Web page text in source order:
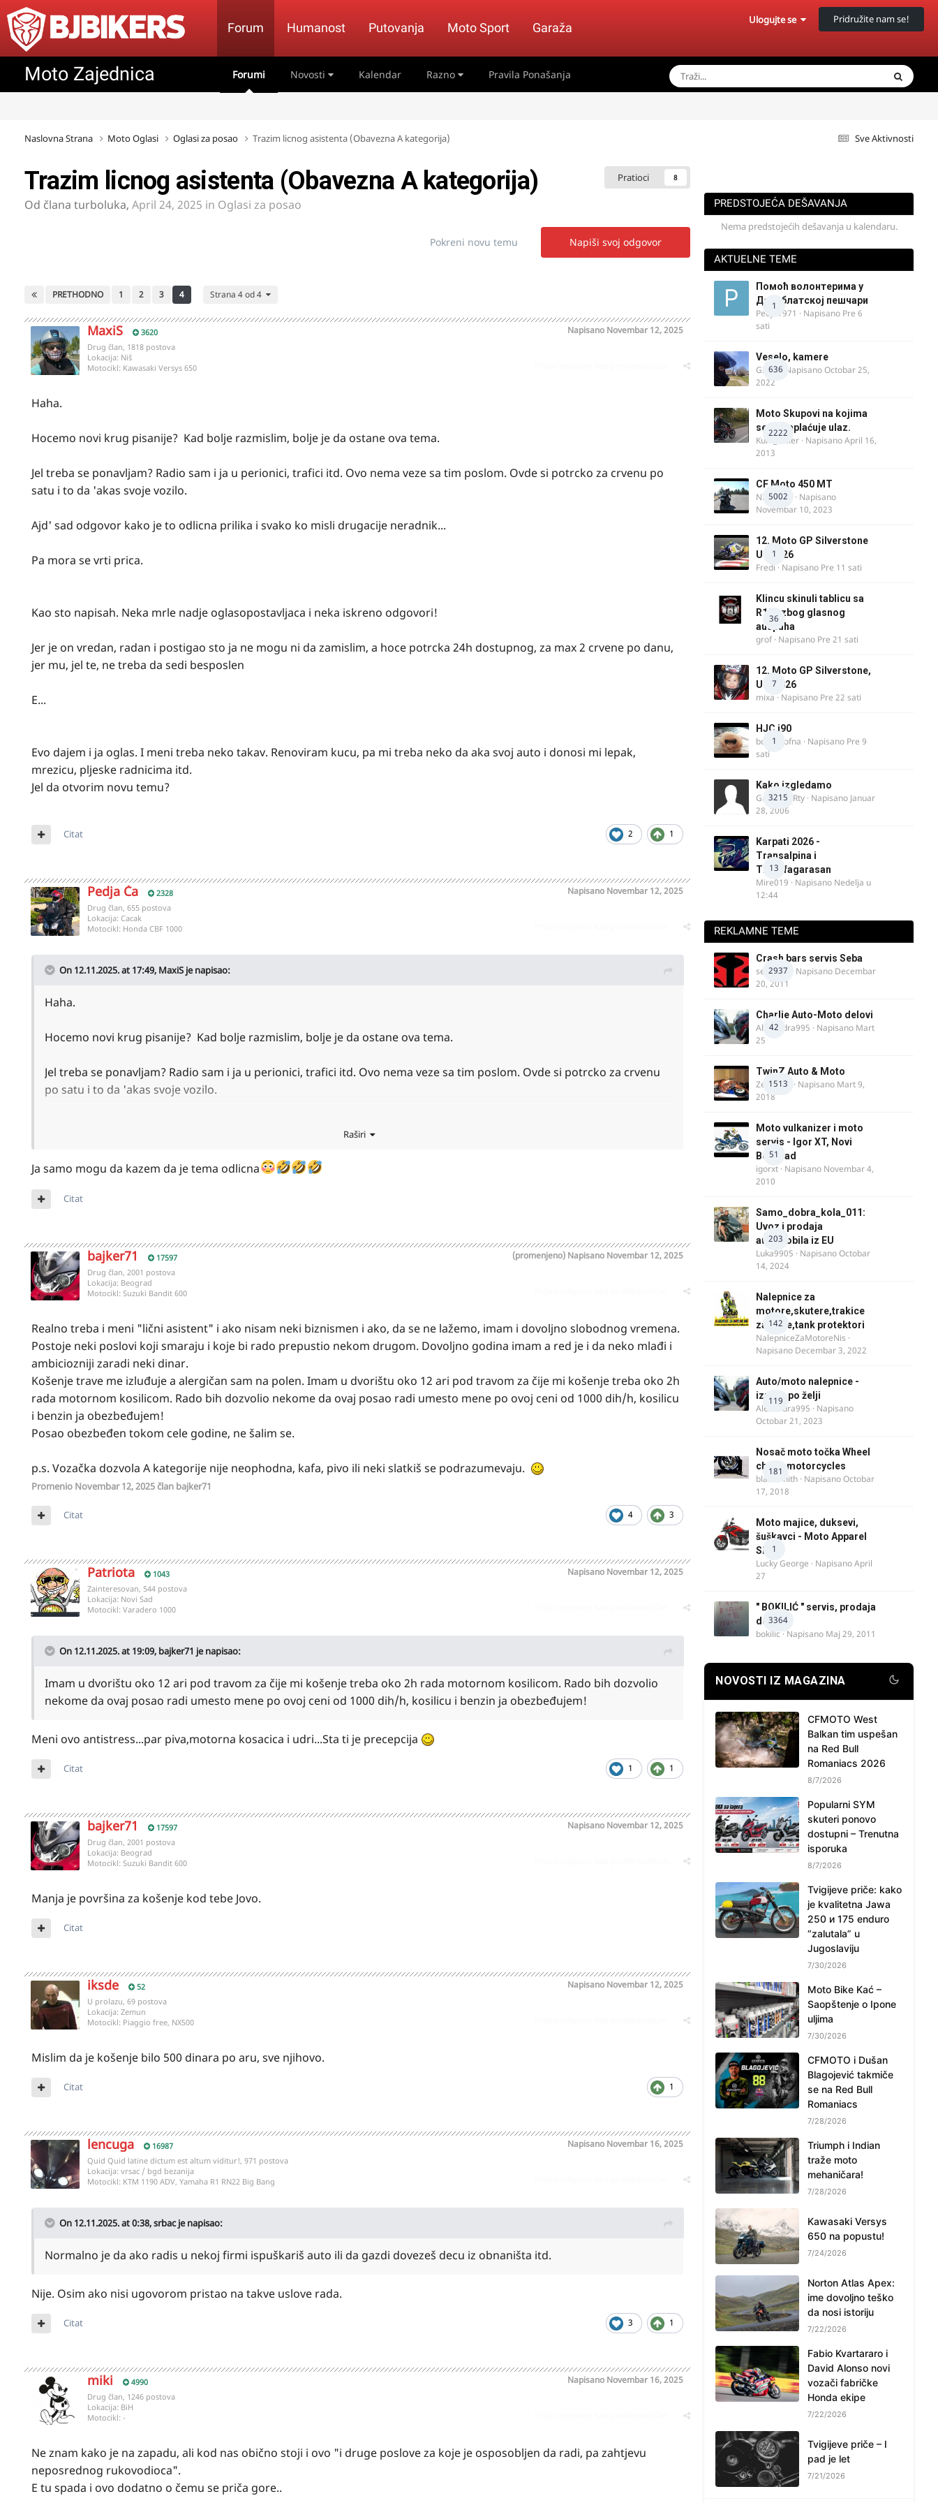
Forum Humanost Putovanja Moto Sport Garaža
Ulogujte se Pridružite nam se!
Moto Zajednica Forumi Novosti Kalendar Razno Pravila Ponašanja
Sve Aktivnosti
Naslovna Strana Moto Oglasi Oglasi za posao Trazim licnog asistenta (Obavezna A kategorija)
Pratioci 8
Trazim licnog asistenta (Obavezna A kategorija)
Od člana turboluka, April 24, 2025 in Oglasi za posao
Napiši svoj odgovor
Pokreni novu temu
PRETHODNO 1 2 3 4 Strana 4 od 4
MaxiS 3620 Napisano Novembar 12, 2025
Drug član, 1818 postova
Lokacija: Niš
Motocikl: Kawasaki Versys 650
Haha.
Hocemo novi krug pisanije? Kad bolje razmislim, bolje je da ostane ova tema.
Jel treba se ponavljam? Radio sam i ja u perionici, trafici itd. Ovo nema veze sa tim poslom. Ovde si potrcko za crvenu po
satu i to da 'akas svoje vozilo.
Ajd' sad odgovor kako je to odlicna prilika i svako ko misli drugacije neradnik...
Pa mora se vrti prica.
Kao sto napisah. Neka mrle nadje oglasopostavljaca i neka iskreno odgovori!
Jer je on vredan, radan i postigao sto ja ne mogu ni da zamislim, a hoce potrcka 24h dostupnog, za max 2 crvene po danu,
jer mu, jel te, ne treba da sedi besposlen
E...
Evo dajem i ja oglas. I meni treba neko takav. Renoviram kucu, pa mi treba neko da aka svoj auto i donosi mi lepak,
mrezicu, pljeske radnicima itd.
Jel da otvorim novu temu?
2 1
Citat
Pedja Ča 2328 Napisano Novembar 12, 2025
Drug član, 655 postova
Lokacija: Cacak
Motocikl: Honda CBF 1000
On 12.11.2025. at 17:49, MaxiS je napisao:
Haha.
Hocemo novi krug pisanije? Kad bolje razmislim, bolje je da ostane ova tema.
Jel treba se ponavljam? Radio sam i ja u perionici, trafici itd. Ovo nema veze sa tim poslom. Ovde si potrcko za crvenu
po satu i to da 'akas svoje vozilo.
Kao sto napisah. Neka mrle nadje oglasopostavljaca i neka iskreno odgovori!
Jer je on vredan, radan i postigao sto ja ne mogu ni da zamislim, a hoce potrcka 24h dostupnog, za max 2 crvene po
danu, jer mu, jel te, ne treba da sedi besposlen
E...
Evo dajem i ja oglas. I meni treba neko takav. Renoviram kucu, pa mi treba neko da aka svoj auto i donosi mi lepak,
mrezicu, pljeske radnicima itd.
Jel da otvorim novu temu?
Raširi
Ja samo mogu da kazem da je tema odlicna
Citat
bajker71 17597 Napisano Novembar 12, 2025
(promenjeno)
Drug član, 2001 postova
Lokacija: Beograd
Motocikl: Suzuki Bandit 600
Realno treba i meni "lični asistent" i ako nisam neki biznismen i ako, da se ne lažemo, imam i dovoljno slobodnog vremena.
Postoje neki poslovi koji smaraju i koje bi rado prepustio nekom drugom. Dovoljno godina imam a red je i da neko mlađi i
ambiciozniji zaradi neki dinar.
Košenje trave me izluđuje a alergičan sam na polen. Imam u dvorištu oko 12 ari pod travom za čije mi košenje treba oko 2h
rada motornom kosilicom. Rado bih dozvolio nekome da ovaj posao radi umesto mene po ovoj ceni od 1000 dih/h, kosilicu
i benzin ja obezbeđujem!
Posao obezbeđen tokom cele godine, ne šalim se.
p.s. Vozačka dozvola A kategorije nije neophodna, kafa, pivo ili neki slatkiš se podrazumevaju.
Promenio Novembar 12, 2025član bajker71
4 3
Citat
Patriota 1043 Napisano Novembar 12, 2025
Zainteresovan, 544 postova
Lokacija: Novi Sad
Motocikl: Varadero 1000
On 12.11.2025. at 19:09, bajker71 je napisao:
Imam u dvorištu oko 12 ari pod travom za čije mi košenje treba oko 2h rada motornom kosilicom. Rado bih dozvolio
nekome da ovaj posao radi umesto mene po ovoj ceni od 1000 dih/h, kosilicu i benzin ja obezbeđujem!
Meni ovo antistress...par piva,motorna kosacica i udri...Sta ti je precepcija
1 1
Citat
bajker71 17597 Napisano Novembar 12, 2025
Drug član, 2001 postova
Lokacija: Beograd
Motocikl: Suzuki Bandit 600
Manja je površina za košenje kod tebe Jovo.
Citat
iksde 52 Napisano Novembar 12, 2025
U prolazu, 69 postova
Lokacija: Zemun
Motocikl: Piaggio free, NX500
Mislim da je košenje bilo 500 dinara po aru, sve njihovo.
1
Citat
lencuga 16987 Napisano Novembar 16, 2025
Quid Quid latine dictum est altum viditur!, 971 postova
Lokacija: vrsac / bgd bezanija
Motocikl: KTM 1190 ADV, Yamaha R1 RN22 Big Bang
On 12.11.2025. at 0:38,srbacje napisao:
Normalno je da ako radis u nekoj firmi ispuškariš auto ili da gazdi dovezeš decu iz obnaništa itd.
Nije. Osim ako nisi ugovorom pristao na takve uslove rada.
3 1
Citat
miki 4990 Napisano Novembar 16, 2025
Drug član, 1246 postova
Lokacija: BiH
Motocikl: -
Ne znam kako je na zapadu, ali kod nas obično stoji i ovo "i druge poslove za koje je osposobljen da radi, pa zahtjevu
neposrednog rukovodioca".
E tu spada i ovo dodatno o čemu se priča gore..
PREDSTOJEĆA DEŠAVANJA
Nema predstojećih dešavanja u kalendaru.
AKTUELNE TEME
1
Помоћ волонтерима у
Делиблатској пешчари
Pedja1971 · Napisano Pre 6
sati
636
Veselo, kamere
GR 46· NapisanoOctobar 25,
2022
2222
Moto Skupovi na kojima
se ne naplaćuje ulaz.
Kum_Mixer · NapisanoApril 16,
2013
5002
CF Moto 450 MT
NIKOLA 1
· Napisano
Novembar 10, 2023
1
12. Moto GP Silverstone
UK 2026
Fredi · Napisano Pre 11 sati
36
Klincu skinuli tablicu sa
R125 zbog glasnog
auspuha
grof· Napisano Pre 21 sati
7
12. Moto GP Silverstone,
UK, 2026
mixa · Napisano Pre 22 sati
1
HJC i90
bobi_krofna · Napisano Pre 9
sati
3215
Kako izgledamo
Guest diRRty · Napisano Januar
28, 2006
13
Karpati 2026 -
Transalpina i
Transfagarasan
Mire019 · Napisano Nedelja u
12:44
REKLAMNE TEME
2937
Crash bars servis Seba
seba011 · Napisano Decembar
20, 2011
42
Charlie Auto-Moto delovi
Alexandra995 · Napisano Mart
25
1513
TwinZ Auto & Moto
Zeljkamp · Napisano Mart 9,
2018
51
Moto vulkanizer i moto
servis - Igor XT, Novi
Beograd
igorxt · Napisano Novembar 4,
2010
203
Samo_dobra_kola_011:
Uvoz i prodaja
automobila iz EU
Luka9905 · NapisanoOctobar
14, 2024
142
Nalepnice za
motore,skutere,trakice
za felne,tank protektori
NalepniceZaMotoreNis ·
Napisano Decembar 3, 2022
119
Auto/moto nalepnice -
izrada po želji
Alexandra995 · Napisano
Octobar 21, 2023
181
Nosač moto točka Wheel
chock motorcycles
blacksmith · NapisanoOctobar
17, 2018
1
Moto majice, duksevi,
šuškavci - Moto Apparel
SRB
Lucky George · NapisanoApril
27
3364
" BOKILIĆ " servis, prodaja
delova
bokilic · Napisano Maj 29, 2011
NOVOSTI IZ MAGAZINA
CFMOTO West
Balkan tim uspešan
na Red Bull
Romaniacs 2026
8/7/2026
Popularni SYM
skuteri ponovo
dostupni – Trenutna
isporuka
8/7/2026
Tvigijeve priče: kako
je kvalitetna Jawa
250 и 175 enduro
“zalutala” u
Jugoslaviju
7/30/2026
Moto Bike Kać –
Saopštenje o Ipone
uljima
7/30/2026
CFMOTO i Dušan
Blagojević takmiče
se na Red Bull
Romaniacs
7/28/2026
Triumph i Indian
traže moto
mehaničara!
7/28/2026
Kawasaki Versys
650 na popustu!
7/24/2026
Norton Atlas Apex:
ime dovoljno teško
da nosi istoriju
7/22/2026
Fabio Kvartararo i
David Alonso novi
vozači fabričke
Honda ekipe
7/22/2026
Tvigijeve priče – I
pad je let
7/21/2026